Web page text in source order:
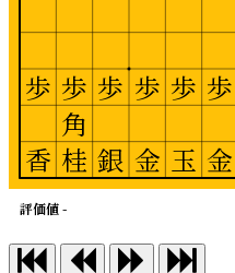
評価値 -
歩
金
歩
玉
歩
金
歩
銀
歩
角
桂
歩
香